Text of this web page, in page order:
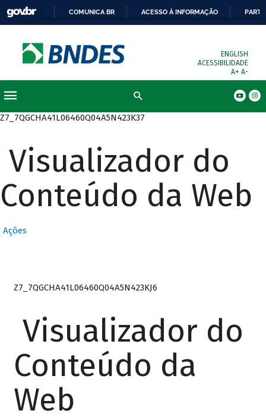
COMUNICA BR ACESSO À INFORMAÇÃO
ENGLISH
ACESSIBILIDADE
A+ A-
Z7_7QGCHA41L06460Q04A5N423K37
Visualizador do
Conteúdo da Web
Ações
Z7_7QGCHA41L06460Q04A5N423KJ6
Visualizador do
Conteúdo da
Web